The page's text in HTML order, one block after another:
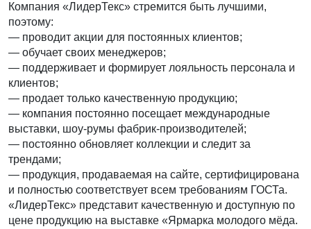
Компания «ЛидерТекс» стремится быть лучшими,
поэтому:
— проводит акции для постоянных клиентов;
— обучает своих менеджеров;
— поддерживает и формирует лояльность персонала и
клиентов;
— продает только качественную продукцию;
— компания постоянно посещает международные
выставки, шоу-румы фабрик-производителей;
— постоянно обновляет коллекции и следит за
трендами;
— продукция, продаваемая на сайте, сертифицирована
и полностью соответствует всем требованиям ГОСТа.
«ЛидерТекс» представит качественную и доступную по
цене продукцию на выставке «Ярмарка молодого мёда.